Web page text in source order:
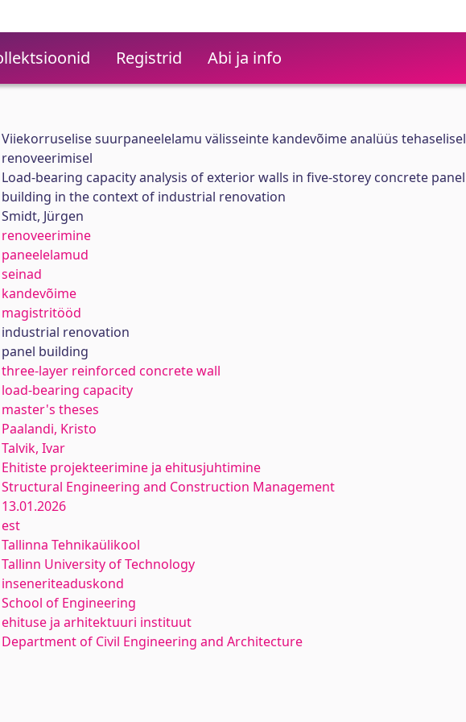
Registrid Abi ja info
Viiekorruselise suurpaneelelamu välisseinte kandevõime analüüs tehaselisel
renoveerimisel
Load-bearing capacity analysis of exterior walls in five-storey concrete panel
building in the context of industrial renovation
Smidt, Jürgen
renoveerimine
paneelelamud
seinad
kandevõime
magistritööd
industrial renovation
panel building
three-layer reinforced concrete wall
load-bearing capacity
master's theses
Paalandi, Kristo
Talvik, Ivar
Ehitiste projekteerimine ja ehitusjuhtimine
Structural Engineering and Construction Management
13.01.2026
est
Tallinna Tehnikaülikool
Tallinn University of Technology
inseneriteaduskond
School of Engineering
ehituse ja arhitektuuri instituut
Department of Civil Engineering and Architecture